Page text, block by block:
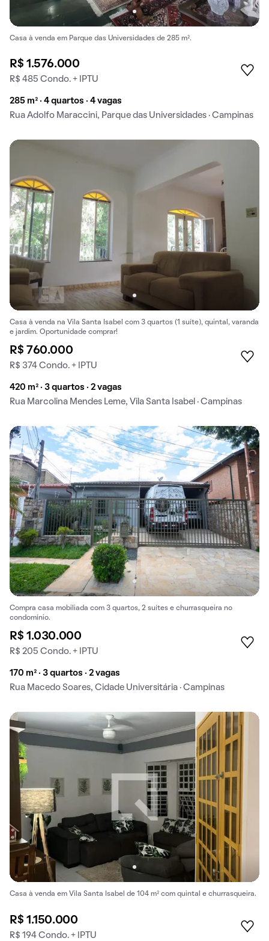
Casa à venda em Parque das Universidades de 285 m².
R$ 1.576.000
R$ 485 Condo. + IPTU
285 m² · 4 quartos · 4 vagas
Rua Adolfo Maraccini, Parque das Universidades · Campinas
Casa à venda na Vila Santa Isabel com 3 quartos (1 suíte), quintal, varanda
e jardim. Oportunidade comprar!
R$ 760.000
R$ 374 Condo. + IPTU
420 m² · 3 quartos · 2 vagas
Rua Marcolina Mendes Leme, Vila Santa Isabel · Campinas
Compra casa mobiliada com 3 quartos, 2 suítes e churrasqueira no
condomínio.
R$ 1.030.000
R$ 205 Condo. + IPTU
170 m² · 3 quartos · 2 vagas
Rua Macedo Soares, Cidade Universitária · Campinas
Casa à venda em Vila Santa Isabel de 104 m² com quintal e churrasqueira.
R$ 1.150.000
R$ 194 Condo. + IPTU